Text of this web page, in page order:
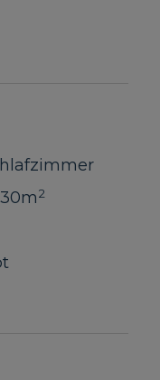
2